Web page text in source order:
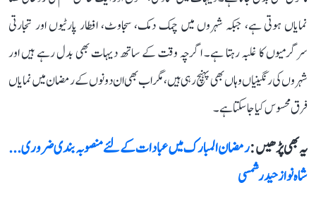
نمایاں ہوتی ہے، جبکہ شہروں میں چمک دمک، سجاوٹ، افطار پارٹیوں اور تجارتی
سرگرمیوں کا غلبہ رہتا ہے۔ اگرچہ وقت کے ساتھ دیہات بھی بدل رہے ہیں اور
شہروں کی رنگینیاں وہاں بھی پہنچ رہی ہیں، مگر اب بھی ان دونوں کے رمضان میں نمایاں
فرق محسوس کیا جا سکتا ہے۔
یہ بھی پڑھیں :رمضان المبارک میں عبادات کے لئے منصوبہ بندی ضروری...
شاہ نواز حیدر شمسی